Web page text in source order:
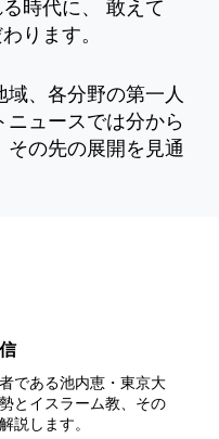
時代に、 敢えて
ります。
、各分野の第一人
ュースでは分から
その先の展開を見通
である池内恵・東京⼤
とイスラーム教、その
説します。